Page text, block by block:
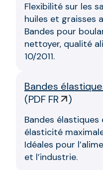
Flexibilité sur les
huiles et graisses
Bandes pour
nettoyer, qualité
10/2011.
Bandes
(PDF FR )
Bandes élastiques
élasticité
Idéales pour
et l’industrie.